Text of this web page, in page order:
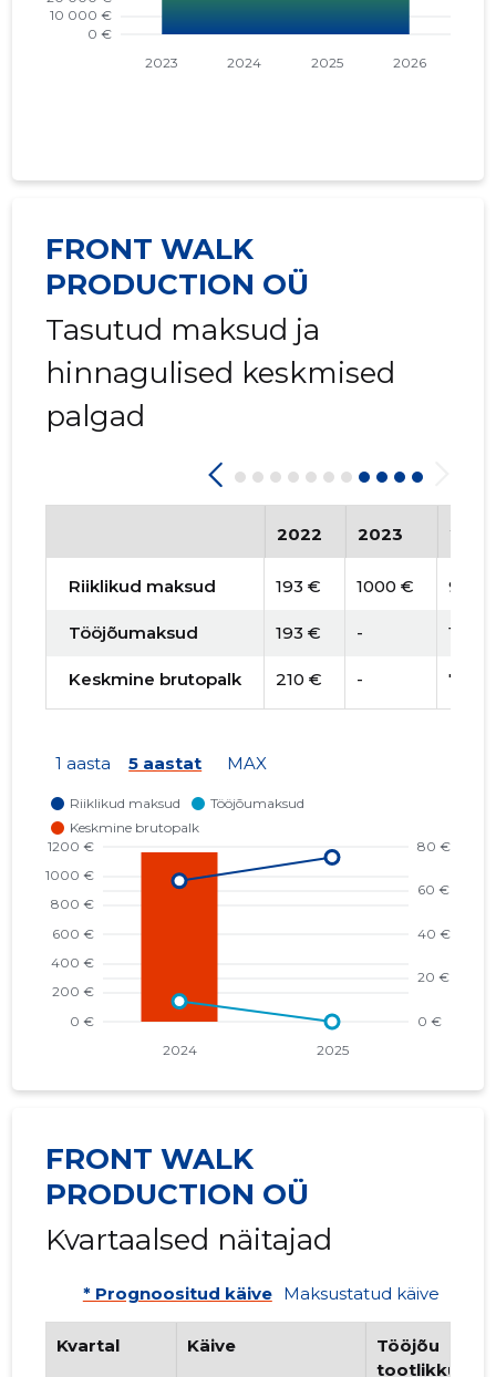
FRONT WALK
PRODUCTION OÜ
Tasutud maksud ja
hinnagulised keskmised
palgad
2022 2023 2024
Riiklikud maksud 193 € 1000 € 967
Tööjõumaksud 193 € - 140 €
Keskmine brutopalk 210 € - 78 €
1 aasta 5 aastat MAX
FRONT WALK
PRODUCTION OÜ
Kvartaalsed näitajad
* Prognoositud käive Maksustatud käive
Kvartal Käive
Tööjõu
tootlikkus